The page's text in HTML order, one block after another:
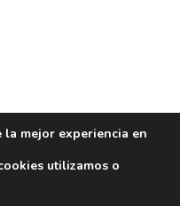
mejor experiencia en
utilizamos o